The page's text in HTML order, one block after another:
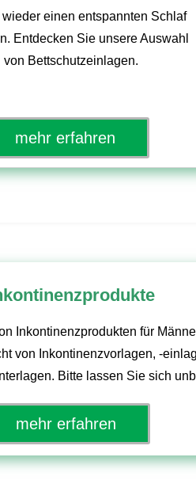
wieder einen entspannten Schlaf
Entdecken Sie unsere Auswahl
von Bettschutzeinlagen.
mehr erfahren
Inkontinenzprodukten für
von Inkontinenzvorlagen, -
Bitte lassen Sie sich
mehr erfahren